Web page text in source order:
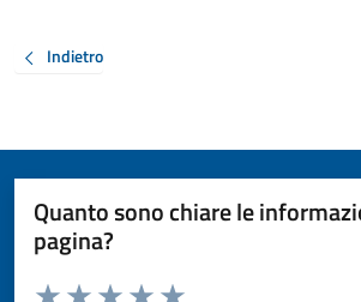
Indietro
Quanto sono chiare le
pagina?
Valuta da 1 a 5 stelle la pagina